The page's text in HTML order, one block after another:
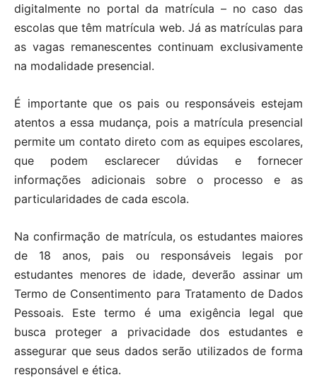
digitalmente no portal da matrícula – no caso das
escolas que têm matrícula web. Já as matrículas para
as vagas remanescentes continuam exclusivamente
na modalidade presencial.
É importante que os pais ou responsáveis estejam
atentos a essa mudança, pois a matrícula presencial
permite um contato direto com as equipes escolares,
que podem esclarecer dúvidas e fornecer
informações adicionais sobre o processo e as
particularidades de cada escola.
Na confirmação de matrícula, os estudantes maiores
de 18 anos, pais ou responsáveis legais por
estudantes menores de idade, deverão assinar um
Termo de Consentimento para Tratamento de Dados
Pessoais. Este termo é uma exigência legal que
busca proteger a privacidade dos estudantes e
assegurar que seus dados serão utilizados de forma
responsável e ética.